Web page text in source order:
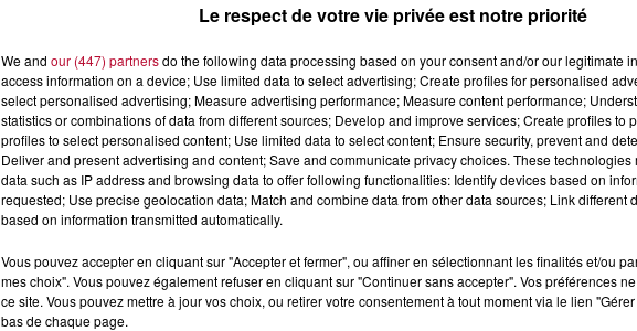
4 août 2026
FÊTE DE LA POLYNÉSIE À
VILLEVEYRAC
4 août 2026
HÉRAULT, PYRÉNÉES-
ORIENTALES : TROIS
DE SNORKELING À
pour observer la vie sous-marine.
été, un masque, un tuba et une
de palmes...
Le respect de votre vie privée est notre priorité
We and our (447) partnersdo the following data processing based on your consent and/or our legitimate
access information on a device; Use limited data to select advertising; Create profiles for personalised
select personalised advertising; Measure advertising performance; Measure content performance;
statistics or combinations of data from different sources; Develop and improve services; Create profiles to
profiles to select personalised content; Use limited data to select content; Ensure security, prevent and
Deliver and present advertising and content; Save and communicate privacy choices. These technologies
data such as IP address and browsing data to offer following functionalities: Identify devices based on
requested; Use precise geolocation data; Match and combine data from other data sources; Link different
based on information transmitted automatically.
Vous pouvez accepter en cliquant sur "Accepter et fermer", ou affiner en sélectionnant les finalités et/ou
mes choix". Vous pouvez également refuser en cliquant sur "Continuer sans accepter". Vos préférences
ce site. Vous pouvez mettre à jour vos choix, ou retirer votre consentement à tout moment via le lien
bas de chaque page.